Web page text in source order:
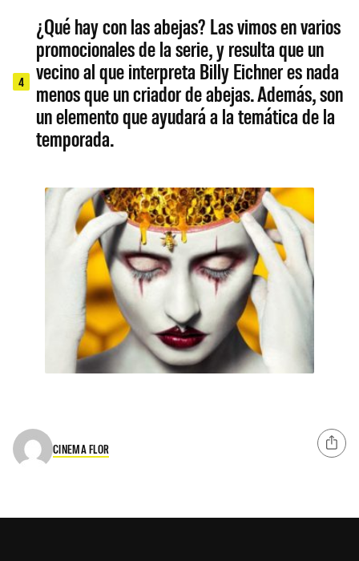
4
¿Qué hay con las abejas? Las vimos en varios
promocionales de la serie, y resulta que un
vecino al que interpreta Billy Eichner es nada
menos que un criador de abejas. Además, son
un elemento que ayudará a la temática de la
temporada.
CINEMA FLOR